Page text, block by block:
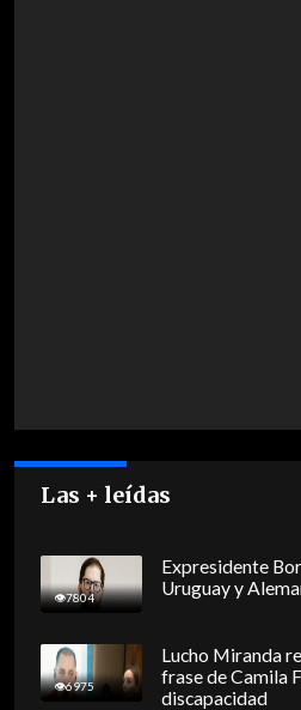
Las + leídas
7804
Expresidente
Uruguay y
6975
Lucho Miranda
frase de Camila
discapacidad